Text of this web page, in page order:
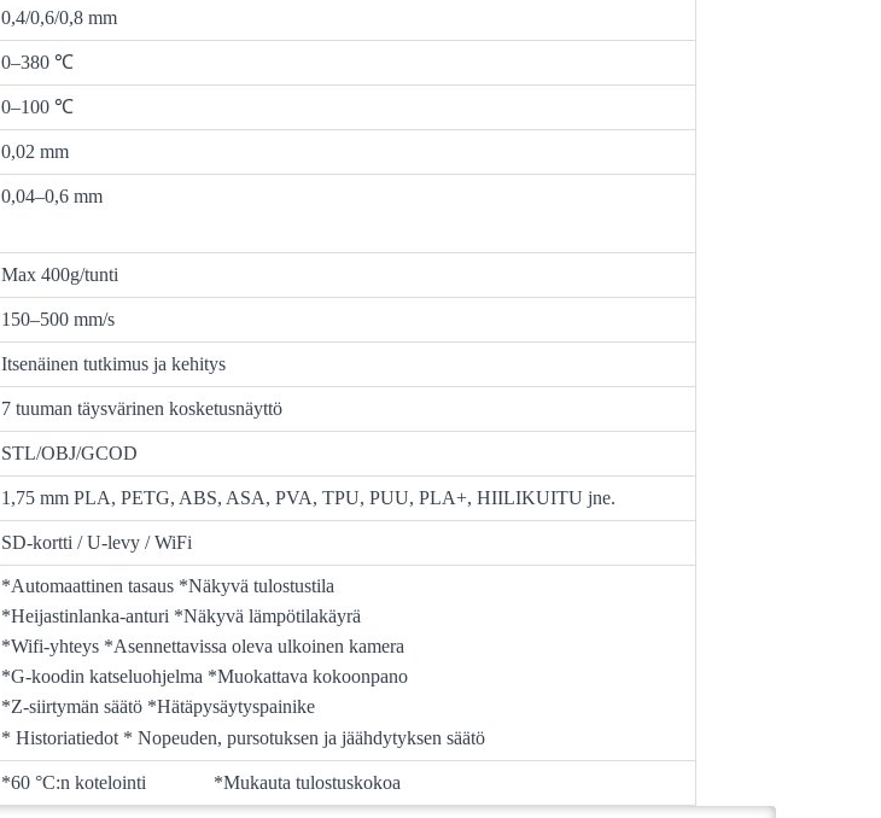
0,4/0,6/0,8 mm
0–380 ℃
0–100 ℃
0,02 mm
0,04–0,6 mm
Max 400g/tunti
150–500 mm/s
Itsenäinen tutkimus ja kehitys
7 tuuman täysvärinen kosketusnäyttö
STL/OBJ/GCOD
1,75 mm PLA, PETG, ABS, ASA, PVA, TPU, PUU, PLA+, HIILIKUITU jne.
SD-kortti / U-levy / WiFi
*Automaattinen tasaus *Näkyvä tulostustila
*Heijastinlanka-anturi *Näkyvä lämpötilakäyrä
*Wifi-yhteys *Asennettavissa oleva ulkoinen kamera
*G-koodin katseluohjelma *Muokattava kokoonpano
*Z-siirtymän säätö *Hätäpysäytyspainike
* Historiatiedot * Nopeuden, pursotuksen ja jäähdytyksen säätö
*60 °C:n kotelointi *Mukauta tulostuskokoa